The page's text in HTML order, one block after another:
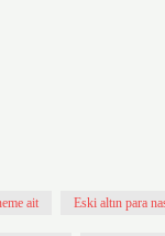
ait Eski altın para